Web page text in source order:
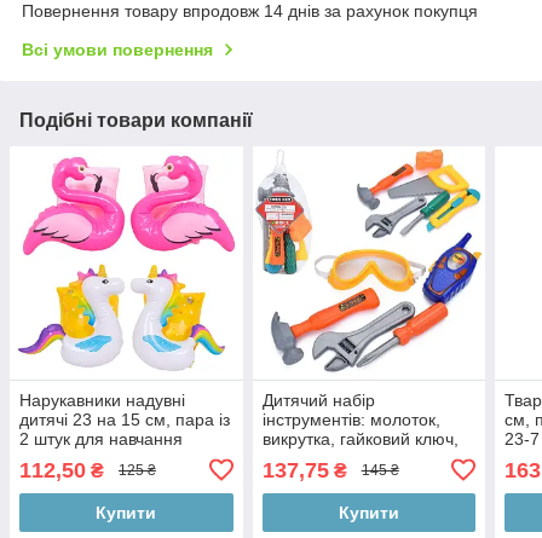
Повернення товару впродовж 14 днів за рахунок покупця
Всі умови повернення
Подібні товари компанії
Нарукавники надувні
дитячі 23 на 15 см, пара із
2 штук для навчання
повітряна камера для
безпеки, вік 3-6
112,50 ₴ 125 ₴
Купити
Дитячий набір
інструментів: молоток,
викрутка, гайковий ключ,
аксесуари (2 різновиди), у
сітці, 23-8-8 см
137,75₴ 145 ₴
Купити
см,
23-